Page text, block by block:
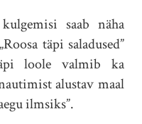
saab näha
täpi saladused”
loole valmib ka
alustav maal
ilmsiks”.